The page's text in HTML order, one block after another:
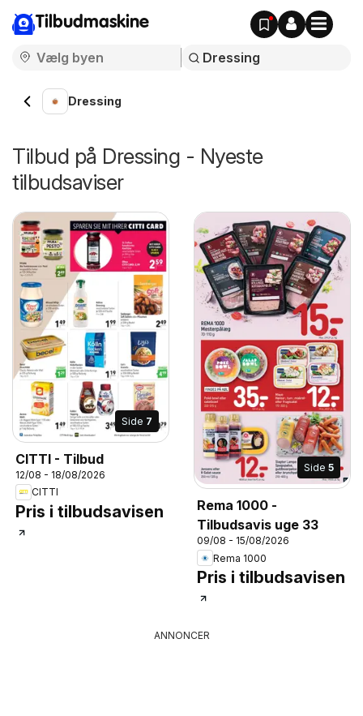
Tilbudmaskine
Dressing
Tilbud på Dressing - Nyeste
tilbudsaviser
Side 7
CITTI - Tilbud
12/08 - 18/08/2026
CITTI
Pris i tilbudsavisen
Side 5
Rema 1000 -
Tilbudsavis uge 33
09/08 - 15/08/2026
Rema 1000
Pris i tilbudsavisen
ANNONCER